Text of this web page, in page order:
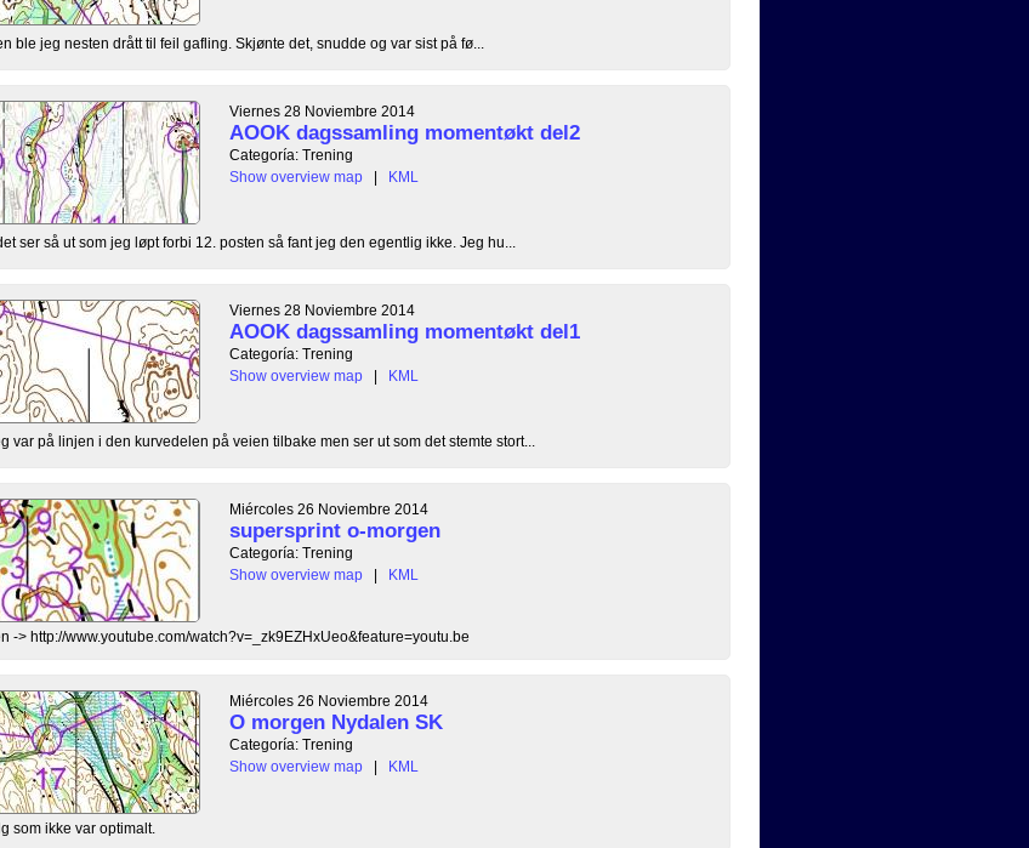
ble jeg nesten drått til feil gafling. Skjønte det, snudde og var sist på fø...
Viernes 28 Noviembre 2014
AOOK dagssamling momentøkt del2
Categoría: Trening
Show overview map
| KML
ser så ut som jeg løpt forbi 12. posten så fant jeg den egentlig ikke. Jeg hu...
Viernes 28 Noviembre 2014
AOOK dagssamling momentøkt del1
Categoría: Trening
Show overview map
| KML
var på linjen i den kurvedelen på veien tilbake men ser ut som det stemte stort...
Miércoles 26 Noviembre 2014
supersprint o-morgen
Categoría: Trening
Show overview map
| KML
-> http://www.youtube.com/watch?v=_zk9EZHxUeo&feature=youtu.be
Miércoles 26 Noviembre 2014
O morgen Nydalen SK
Categoría: Trening
Show overview map
| KML
som ikke var optimalt.